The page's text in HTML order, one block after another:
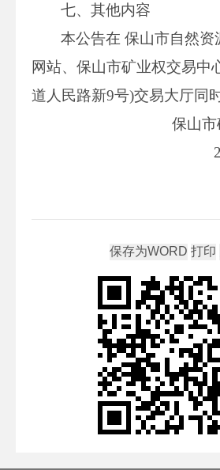
七、其他内容
本公告在 保山市自然资
网站、保山市矿业权交易中
道人民路新9号)交易大厅同
保山